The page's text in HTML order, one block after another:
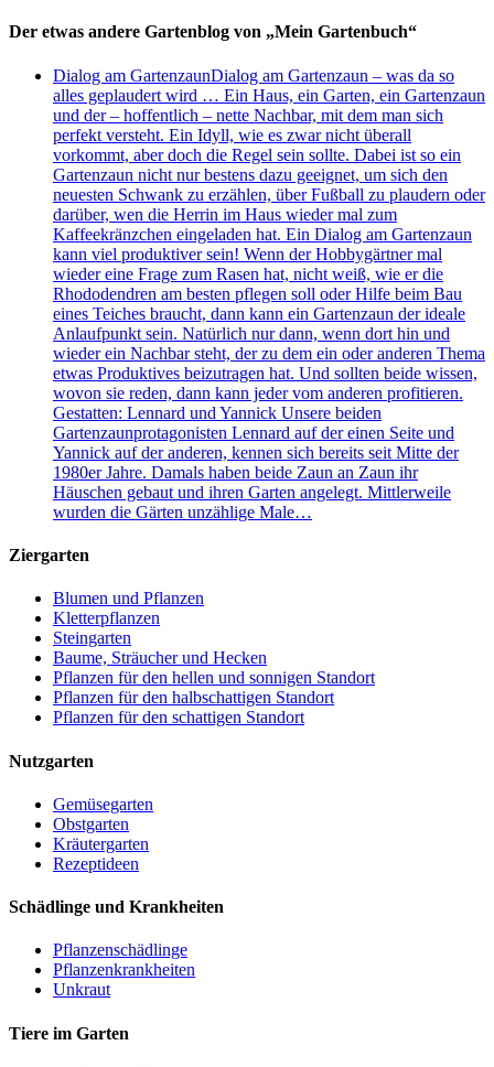
Der etwas andere Gartenblog von „Mein Gartenbuch“
Dialog am GartenzaunDialog am Gartenzaun – was da so
alles geplaudert wird … Ein Haus, ein Garten, ein Gartenzaun
und der – hoffentlich – nette Nachbar, mit dem man sich
perfekt versteht. Ein Idyll, wie es zwar nicht überall
vorkommt, aber doch die Regel sein sollte. Dabei ist so ein
Gartenzaun nicht nur bestens dazu geeignet, um sich den
neuesten Schwank zu erzählen, über Fußball zu plaudern oder
darüber, wen die Herrin im Haus wieder mal zum
Kaffeekränzchen eingeladen hat. Ein Dialog am Gartenzaun
kann viel produktiver sein! Wenn der Hobbygärtner mal
wieder eine Frage zum Rasen hat, nicht weiß, wie er die
Rhododendren am besten pflegen soll oder Hilfe beim Bau
eines Teiches braucht, dann kann ein Gartenzaun der ideale
Anlaufpunkt sein. Natürlich nur dann, wenn dort hin und
wieder ein Nachbar steht, der zu dem ein oder anderen Thema
etwas Produktives beizutragen hat. Und sollten beide wissen,
wovon sie reden, dann kann jeder vom anderen profitieren.
Gestatten: Lennard und Yannick Unsere beiden
Gartenzaunprotagonisten Lennard auf der einen Seite und
Yannick auf der anderen, kennen sich bereits seit Mitte der
1980er Jahre. Damals haben beide Zaun an Zaun ihr
Häuschen gebaut und ihren Garten angelegt. Mittlerweile
wurden die Gärten unzählige Male…
Ziergarten
Blumen und Pflanzen
Kletterpflanzen
Steingarten
Baume, Sträucher und Hecken
Pflanzen für den hellen und sonnigen Standort
Pflanzen für den halbschattigen Standort
Pflanzen für den schattigen Standort
Nutzgarten
Gemüsegarten
Obstgarten
Kräutergarten
Rezeptideen
Schädlinge und Krankheiten
Pflanzenschädlinge
Pflanzenkrankheiten
Unkraut
Tiere im Garten